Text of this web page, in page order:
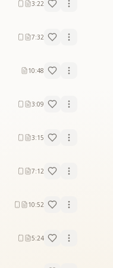
3:22
7:32
10:48
3:09
3:15
7:12
10:52
5:24